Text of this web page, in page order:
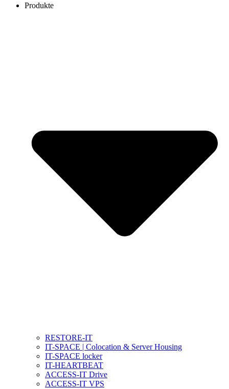
Produkte
RESTORE-IT
IT-SPACE | Colocation & Server Housing
IT-SPACE locker
IT-HEARTBEAT
ACCESS-IT Drive
ACCESS-IT VPS